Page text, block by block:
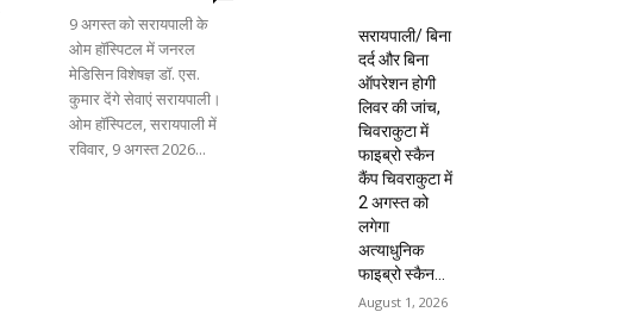
9 अगस्त को सरायपाली के
ओम हॉस्पिटल में जनरल
मेडिसिन विशेषज्ञ डॉ. एस.
कुमार देंगे सेवाएं सरायपाली।
ओम हॉस्पिटल, सरायपाली में
रविवार, 9 अगस्त 2026...
सरायपाली/ बिना
दर्द और बिना
ऑपरेशन होगी
लिवर की जांच,
चिवराकुटा में
फाइब्रो स्कैन
कैंप चिवराकुटा में
2 अगस्त को
लगेगा
अत्याधुनिक
फाइब्रो स्कैन...
August 1, 2026